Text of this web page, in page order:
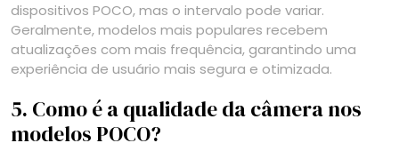
dispositivos POCO, mas o intervalo pode variar.
Geralmente, modelos mais populares recebem
atualizações com mais frequência, garantindo uma
experiência de usuário mais segura e otimizada.
5. Como é a qualidade da câmera nos
modelos POCO?